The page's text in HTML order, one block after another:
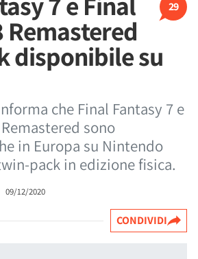
29
Remastered
disponibile su
che Final Fantasy 7 e
sono
in Europa su Nintendo
pack in edizione fisica.
09/12/2020
CONDIVIDI